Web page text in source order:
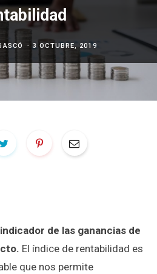
3 OCTUBRE, 2019
de las ganancias de
El índice de rentabilidad es
que nos permite